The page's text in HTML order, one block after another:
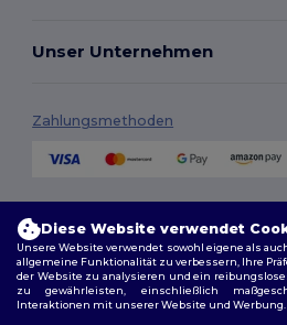
Unser Unternehmen
Zahlungsmethoden
Diese Website verwendet
Unsere Website verwendet sowohl eigene als
allgemeine Funktionalität zu verbessern, Ihre
der Website zu analysieren und ein
zu gewährleisten, einschließlich
Interaktionen mit unserer Website und Werbung.